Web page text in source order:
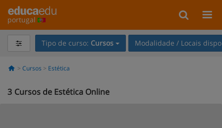
portugal
Tipo de curso: Cursos Modalidade / Locais
Cursos Estética
3 Cursos de Estética Online